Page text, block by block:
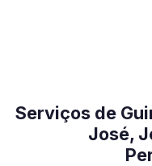
Serviços de
José,